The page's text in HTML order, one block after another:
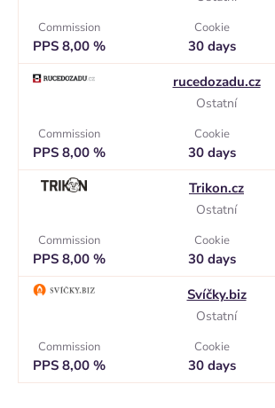
Commission
PPS 8,00 %
Cookie
30 days
rucedozadu.cz
Ostatní
Commission
PPS 8,00 %
Cookie
30 days
Trikon.cz
Ostatní
Commission
PPS 8,00 %
Cookie
30 days
Svíčky.biz
Ostatní
Commission
PPS 8,00 %
Cookie
30 days